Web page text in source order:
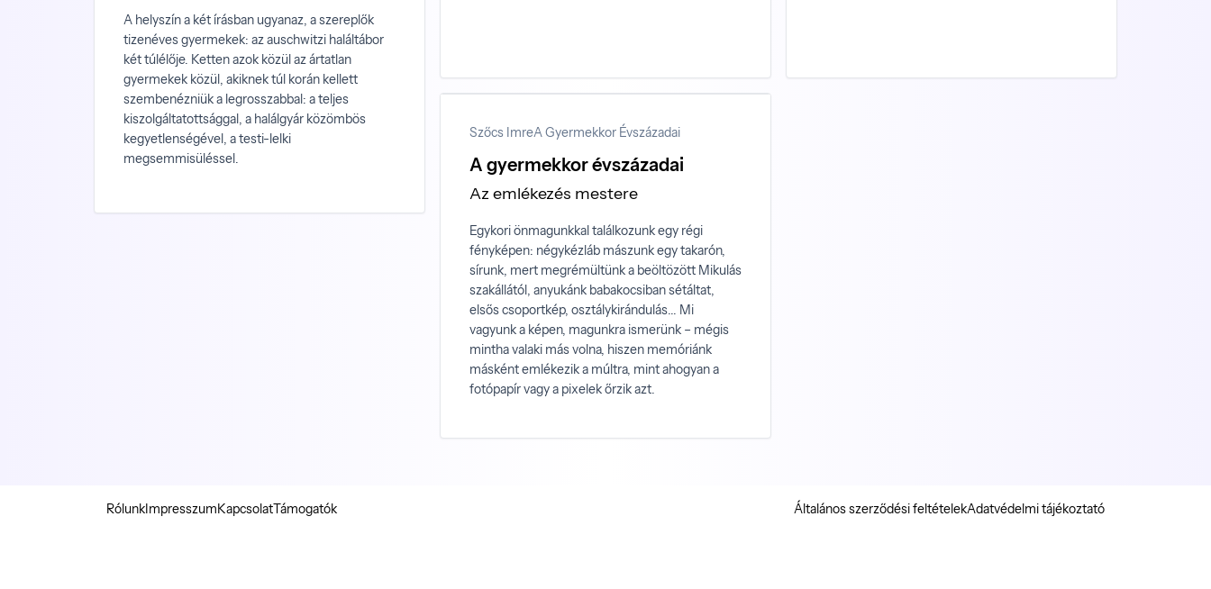
A helyszín a két írásban ugyanaz, a szereplők
tizenéves gyermekek: az auschwitzi haláltábor
két túlélője. Ketten azok közül az ártatlan
gyermekek közül, akiknek túl korán kellett
szembenézniük a legrosszabbal: a teljes
kiszolgáltatottsággal, a halálgyár közömbös
kegyetlenségével, a testi-lelki
megsemmisüléssel.
Szőcs ImreA Gyermekkor Évszázadai
A gyermekkor évszázadai
Az emlékezés mestere
Egykori önmagunkkal találkozunk egy régi
fényképen: négykézláb mászunk egy takarón,
sírunk, mert megrémültünk a beöltözött Mikulás
szakállától, anyukánk babakocsiban sétáltat,
elsős csoportkép, osztálykirándulás... Mi
vagyunk a képen, magunkra ismerünk – mégis
mintha valaki más volna, hiszen memóriánk
másként emlékezik a múltra, mint ahogyan a
fotópapír vagy a pixelek őrzik azt.
RólunkImpresszumKapcsolatTámogatók Általános szerződési feltételekAdatvédelmi tájékoztató